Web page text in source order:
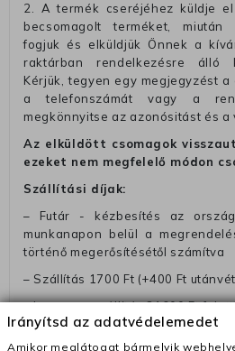
2. A termék cseréjéhez küldje
becsomagolt terméket, miután
fogjuk és elküldjük Önnek a
raktárban rendelkezésre álló
Kérjük, tegyen egy megjegyzést
a telefonszámát vagy a
megkönnyitse az azonósitást és a
Az elküldött csomagok
ezeket nem megfelelő módon
Szállítási díjak:
– Futár - kézbesítés az
munkanapon belül a
történő megerősítésétől számítva
– Szállítás 1700 Ft (+400 Ft
– Ingyenes szállítás 31600 Ft
(+400 Ft utánvétte)
Irányítsd az adatvédelemedet
Amikor meglátogat bármelyik